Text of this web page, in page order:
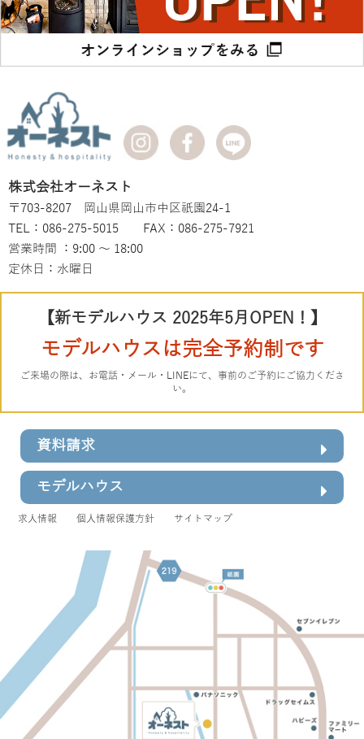
株式会社オーネスト
〒703-8207 岡山県岡山市中区祇園24-1
TEL：086-275-5015 FAX：086-275-7921
営業時間 ：9:00 ～ 18:00
定休日：水曜日
【新モデルハウス 2025年5月OPEN！】
モデルハウスは完全予約制です
ご来場の際は、お電話・メール・LINEにて、事前のご予約にご協力くださ
い。
資料請求
モデルハウス
求人情報 個人情報保護方針 サイトマップ